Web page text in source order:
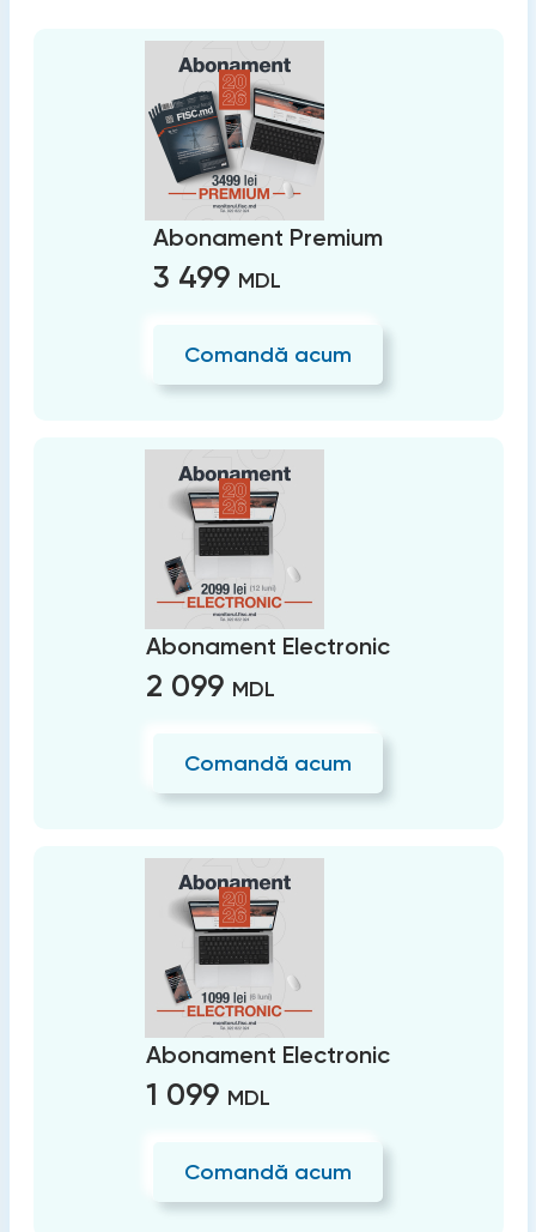
Abonament Premium
3 499 MDL
Comandă acum
Abonament Electronic
2 099 MDL
Comandă acum
Abonament Electronic
1 099 MDL
Comandă acum